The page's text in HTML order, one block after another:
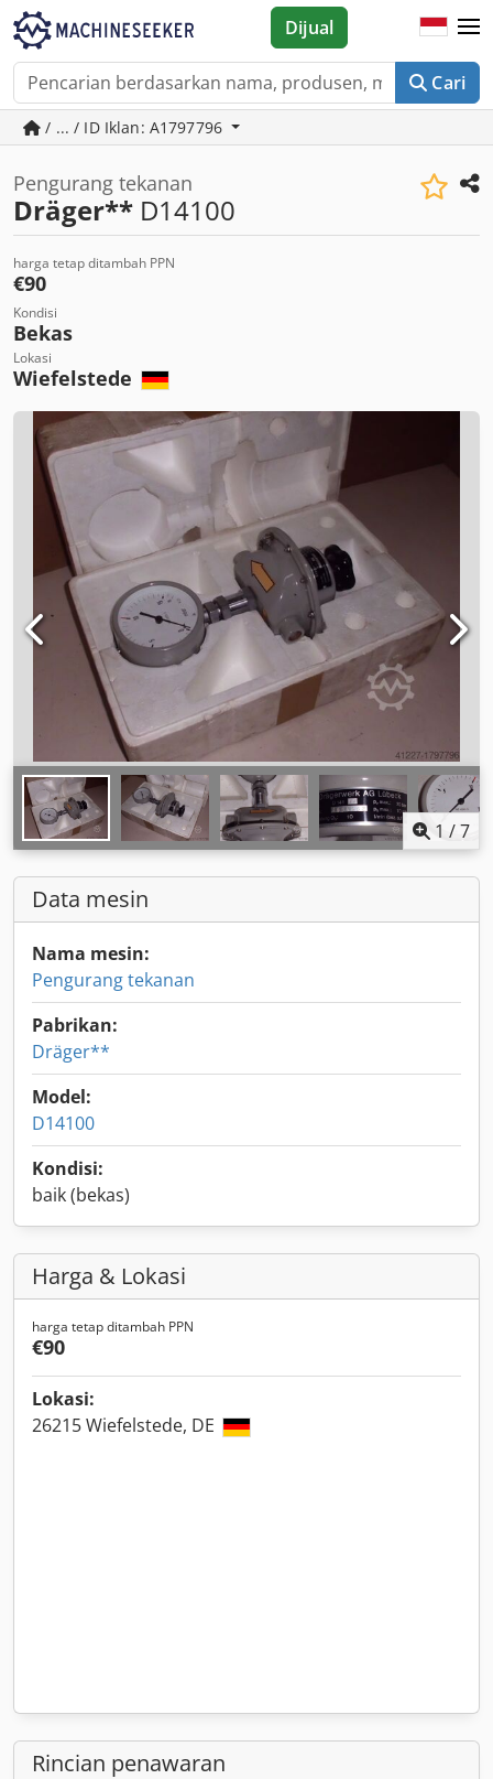
Cari
Dijual
/ ... / ID Iklan: A1797796
Pengurang tekanan
Dräger** D14100
harga tetap ditambah PPN
€90
Kondisi
Bekas
Lokasi
Wiefelstede
1 /7
Data mesin
Nama mesin:
Pengurang tekanan
Pabrikan:
Dräger**
Model:
D14100
Kondisi:
baik (bekas)
Harga & Lokasi
harga tetap ditambah PPN
€90
Lokasi:
26215 Wiefelstede, DE
Rincian penawaran